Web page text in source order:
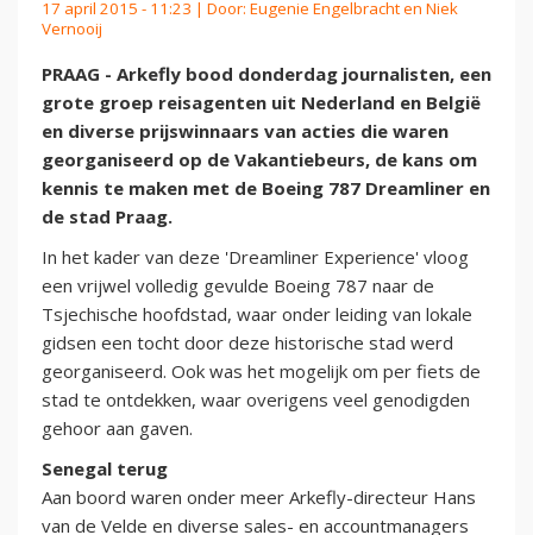
17 april 2015 - 11:23 | Door: Eugenie Engelbracht en Niek
Vernooij
PRAAG - Arkefly bood donderdag journalisten, een
grote groep reisagenten uit Nederland en België
en diverse prijswinnaars van acties die waren
georganiseerd op de Vakantiebeurs, de kans om
kennis te maken met de Boeing 787 Dreamliner en
de stad Praag.
In het kader van deze 'Dreamliner Experience' vloog
een vrijwel volledig gevulde Boeing 787 naar de
Tsjechische hoofdstad, waar onder leiding van lokale
gidsen een tocht door deze historische stad werd
georganiseerd. Ook was het mogelijk om per fiets de
stad te ontdekken, waar overigens veel genodigden
gehoor aan gaven.
Senegal terug
Aan boord waren onder meer Arkefly-directeur Hans
van de Velde en diverse sales- en accountmanagers